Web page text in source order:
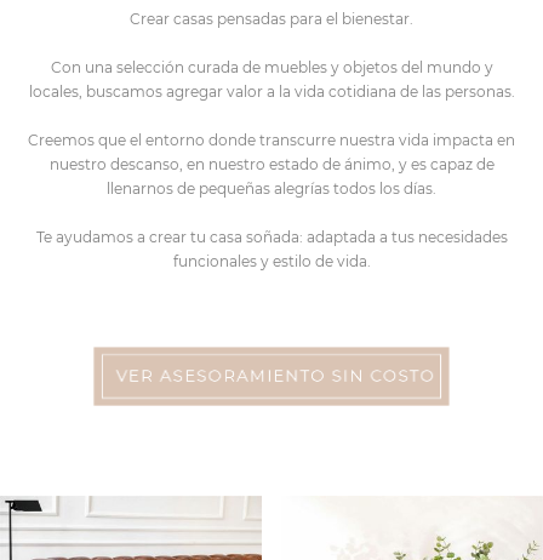
Crear casas pensadas para el bienestar.
Con una selección curada de muebles y objetos del mundo y
locales, buscamos agregar valor a la vida cotidiana de las personas.
Creemos que el entorno donde transcurre nuestra vida impacta en
nuestro descanso, en nuestro estado de ánimo, y es capaz de
llenarnos de pequeñas alegrías todos los días.
Te ayudamos a crear tu casa soñada: adaptada a tus necesidades
funcionales y estilo de vida.